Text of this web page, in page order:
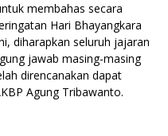
membahas secara
Hari Bhayangkara
diharapkan seluruh jajaran
jawab masing-masing
direncanakan dapat
Agung Tribawanto.